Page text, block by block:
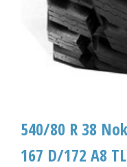
540/80 R 38
167 D/172 A8